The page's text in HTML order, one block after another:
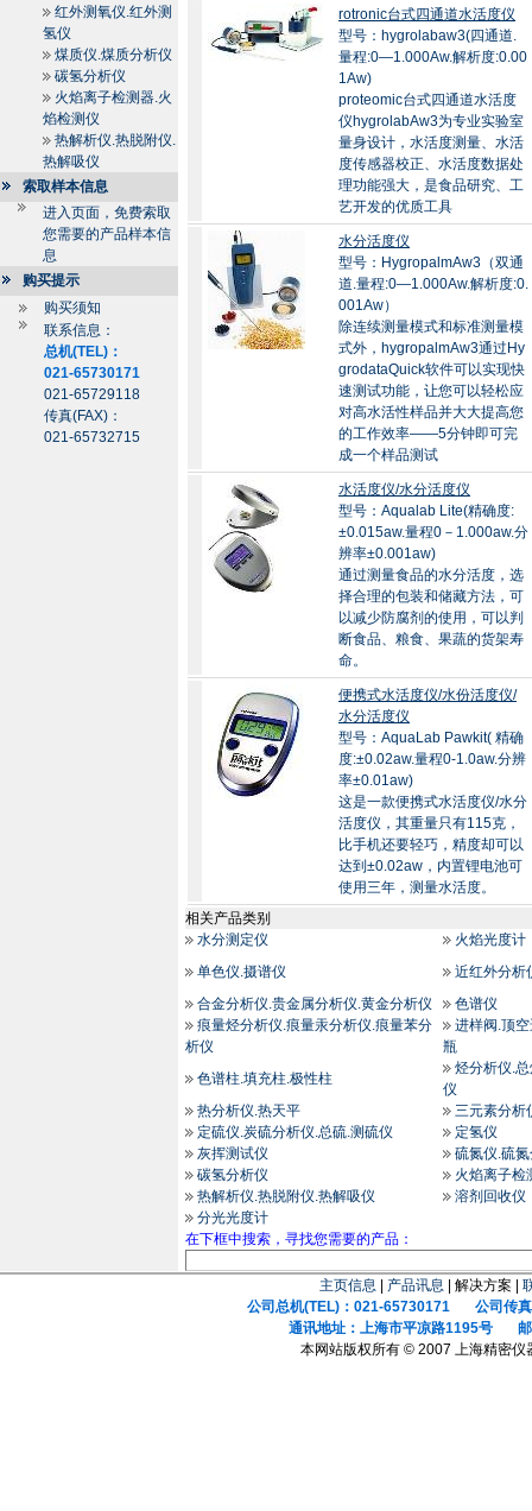
红外测氧仪.红外测
氢仪
煤质仪.煤质分析仪
碳氢分析仪
火焰离子检测器.火
焰检测仪
热解析仪.热脱附仪.
热解吸仪
索取样本信息
进入页面，免费索取
您需要的产品样本信
息
购买提示
购买须知
联系信息：
总机(TEL)：
021-65730171
021-65729118
传真(FAX)：
021-65732715
rotronic台式四通道水活度仪
型号：hygrolabaw3(四通道.
量程:0—1.000Aw.解析度:0.00
1Aw)
proteomic台式四通道水活度
仪hygrolabAw3为专业实验室
量身设计，水活度测量、水活
度传感器校正、水活度数据处
理功能强大，是食品研究、工
艺开发的优质工具
水分活度仪
型号：HygropalmAw3（双通
道.量程:0—1.000Aw.解析度:0.
001Aw）
除连续测量模式和标准测量模
式外，hygropalmAw3通过Hy
grodataQuick软件可以实现快
速测试功能，让您可以轻松应
对高水活性样品并大大提高您
的工作效率——5分钟即可完
成一个样品测试
水活度仪/水分活度仪
型号：Aqualab Lite(精确度:
±0.015aw.量程0－1.000aw.分
辨率±0.001aw)
通过测量食品的水分活度，选
择合理的包装和储藏方法，可
以减少防腐剂的使用，可以判
断食品、粮食、果蔬的货架寿
命。
便携式水活度仪/水份活度仪/
水分活度仪
型号：AquaLab Pawkit( 精确
度:±0.02aw.量程0-1.0aw.分辨
率±0.01aw)
这是一款便携式水活度仪/水分
活度仪，其重量只有115克，
比手机还要轻巧，精度却可以
达到±0.02aw，内置锂电池可
使用三年，测量水活度。
相关产品类别
水分测定仪
火焰光度计
单色仪.摄谱仪
近红外分析
合金分析仪.贵金属分析仪.黄金分析仪
色谱仪
痕量烃分析仪.痕量汞分析仪.痕量苯分
析仪
进样阀.顶
瓶
色谱柱.填充柱.极性柱
烃分析仪.
仪
热分析仪.热天平
三元素分析
定硫仪.炭硫分析仪.总硫.测硫仪
定氢仪
灰挥测试仪
硫氮仪.硫
碳氢分析仪
火焰离子检
热解析仪.热脱附仪.热解吸仪
溶剂回收仪
分光光度计
在下框中搜索，寻找您需要的产品：
主页信息 产品讯息 | 解决方案 |
公司总机(TEL)：021-65730171 公司传真
通讯地址：上海市平凉路1195号 邮
本网站版权所有 © 2007 上海精密仪